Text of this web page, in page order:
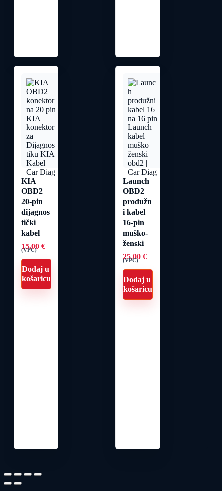
KIA
OBD2
20-pin
dijagnos
tički
kabel
15,00 €
(VPC)
Dodaj u
košaricu
Launch
OBD2
produžn
i kabel
16-pin
muško-
ženski
25,00 €
(VPC)
Dodaj u
košaricu